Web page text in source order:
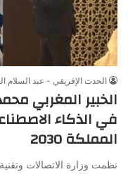
الحدث الإفريقي - عبد السلام
الخبير المغربي
في الذكاء
المملكة 2030
نظمت وزارة الاتصالات